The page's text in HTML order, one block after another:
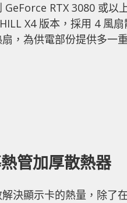
GeForce RTX 3080 或
X4 版本，採用 4 風
，為供電部份提供多一
管加厚散熱器
決顯示卡的熱量，除了